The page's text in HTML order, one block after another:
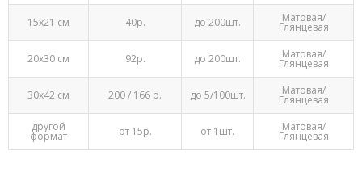
15х21 см 40р. до 200шт. Матовая/
Глянцевая
20х30 см 92р. до 200шт. Матовая/
Глянцевая
30х42 см 200 / 166 р. до 5/100шт. Матовая/
Глянцевая
другой
формат от 15р. от 1шт. Матовая/
Глянцевая